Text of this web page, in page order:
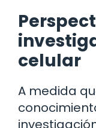
celular
A medida